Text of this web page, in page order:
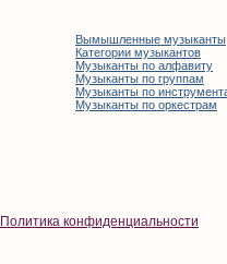
Вымышленные музыканты
Категории музыкантов
Музыканты по алфавиту
Музыканты по группам
Музыканты по
Музыканты по оркестрам
Политика конфиденциальности